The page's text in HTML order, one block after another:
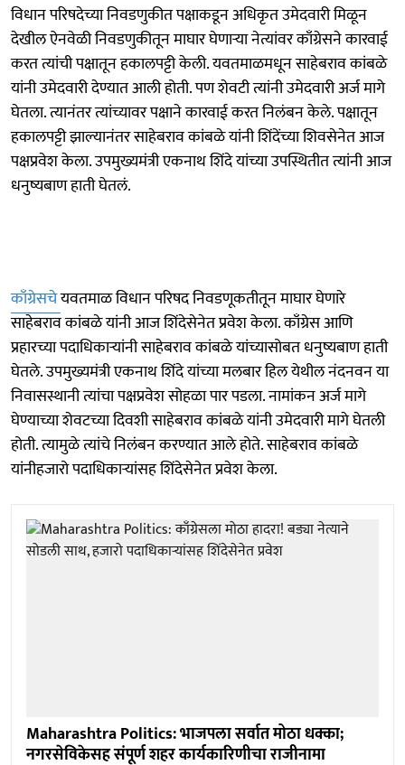
विधान परिषदेच्या निवडणुकीत पक्षाकडून अधिकृत उमेदवारी मिळून
देखील ऐनवेळी निवडणुकीतून माघार घेणाऱ्या नेत्यांवर काँग्रेसने कारवाई
करत त्यांची पक्षातून हकालपट्टी केली. यवतमाळमधून साहेबराव कांबळे
यांनी उमेदवारी देण्यात आली होती. पण शेवटी त्यांनी उमेदवारी अर्ज मागे
घेतला. त्यानंतर त्यांच्यावर पक्षाने कारवाई करत निलंबन केले. पक्षातून
हकालपट्टी झाल्यानंतर साहेबराव कांबळे यांनी शिंदेंच्या शिवसेनेत आज
पक्षप्रवेश केला. उपमुख्यमंत्री एकनाथ शिंदे यांच्या उपस्थितीत त्यांनी आज
धनुष्यबाण हाती घेतलं.
काँग्रेसचेयवतमाळ विधान परिषद निवडणूकतीतून माघार घेणारे
साहेबराव कांबळे यांनी आज शिंदेसेनेत प्रवेश केला. काँग्रेस आणि
प्रहारच्या पदाधिकाऱ्यांनी साहेबराव कांबळे यांच्यासोबत धनुष्यबाण हाती
घेतले. उपमुख्यमंत्री एकनाथ शिंदे यांच्या मलबार हिल येथील नंदनवन या
निवासस्थानी त्यांचा पक्षप्रवेश सोहळा पार पडला. नामांकन अर्ज मागे
घेण्याच्या शेवटच्या दिवशी साहेबराव कांबळे यांनी उमेदवारी मागे घेतली
होती. त्यामुळे त्यांचे निलंबन करण्यात आले होते. साहेबराव कांबळे
यांनीहजारो पदाधिकाऱ्यांसह शिंदेसेनेत प्रवेश केला.
Maharashtra Politics: भाजपला सर्वात मोठा धक्का;
नगरसेविकेसह संपूर्ण शहर कार्यकारिणीचा राजीनामा